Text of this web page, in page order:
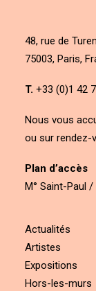
48, rue de
75003, Paris,
T. +33 (0)1 42
Nous vous
ou sur rendez-
Plan d’accès
M° Saint-Paul
Actualités
Artistes
Expositions
Hors-les-murs